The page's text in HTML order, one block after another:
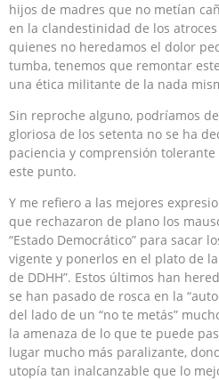
hijos de madres que no metían
en la clandestinidad de los
quienes no heredamos el dolor
tumba, tenemos que remontar
una ética militante de la nada
Sin reproche alguno, podríamos
gloriosa de los setenta no se ha
paciencia y comprensión
este punto.
Y me refiero a las mejores
que rechazaron de plano los
“Estado Democrático” para sacar
vigente y ponerlos en el plato de
de DDHH”. Estos últimos han
se han pasado de rosca en la
del lado de un “no te metás”
la amenaza de lo que te puede
lugar mucho más paralizante,
utopía tan inalcanzable que lo